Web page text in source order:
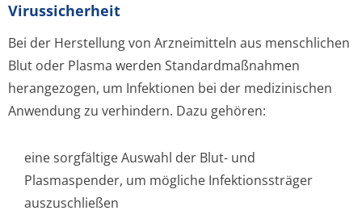
Virussicherheit
Bei der Herstellung von Arzneimitteln aus menschlichen
Blut oder Plasma werden Standardmaßnahmen
herangezogen, um Infektionen bei der medizinischen
Anwendung zu verhindern. Dazu gehören:
eine sorgfältige Auswahl der Blut- und
Plasmaspender, um mögliche Infektionssträger
auszuschließen